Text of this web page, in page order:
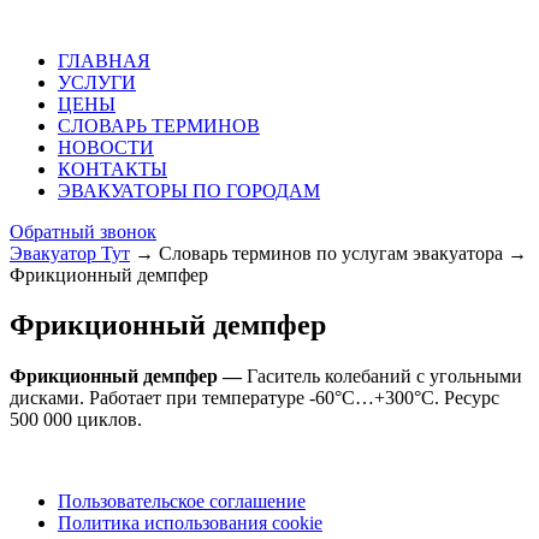
ГЛАВНАЯ
УСЛУГИ
ЦЕНЫ
СЛОВАРЬ ТЕРМИНОВ
НОВОСТИ
КОНТАКТЫ
ЭВАКУАТОРЫ ПО ГОРОДАМ
Обратный звонок
Эвакуатор Тут → Словарь терминов по услугам эвакуатора →
Фрикционный демпфер
Фрикционный демпфер
Фрикционный демпфер —Гаситель колебаний с угольными
дисками. Работает при температуре -60°C…+300°C. Ресурс
500 000 циклов.
Пользовательское соглашение
Политика использования cookie